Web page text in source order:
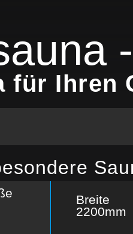
für Ihren
Breite
2200mm